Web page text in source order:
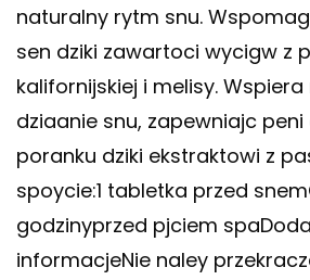
naturalny rytm snu.
sen dziki zawartoci wycigw z
kalifornijskiej i melisy.
dziaanie snu, zapewniajc peni
poranku dziki ekstraktowi z
spoycie:1 tabletka przed
godzinyprzed pjciem
informacjeNie naley